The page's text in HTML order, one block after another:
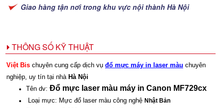
Giao hàng tận nơi trong khu vực nội thành Hà Nội
THÔNG SỐ KỸ THUẬT
Việt Bis chuyên cung cấp dịch vụ đổ mực máy in laser màu chuyên
nghiệp, uy tín tại nhà Hà Nội
Tên dv: Đổ mực laser màu máy in Canon MF729cx
Loại mực: Mực đổ laser màu công nghệ Nhật Bản